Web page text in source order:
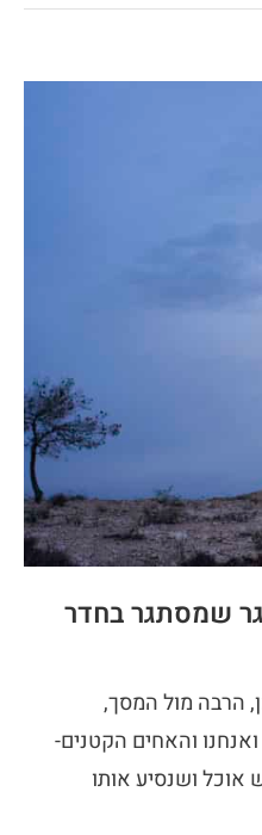
שמסתגר בחדר
הרבה מול המסך,
והאחים הקטנים-
אוכל ושנסיע אותו